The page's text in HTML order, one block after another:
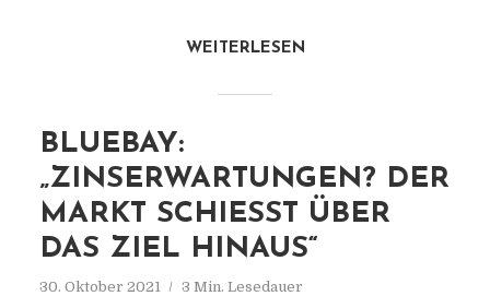
WEITERLESEN
BLUEBAY:
„ZINSERWARTUNGEN? DER
MARKT SCHIESST ÜBER D
AS ZIEL HINAUS“
30. Oktober 2021 3 Min. Lesedauer